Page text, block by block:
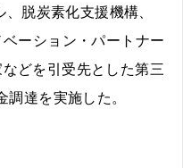
脱炭素化支援機構、
ーション・パートナー
どを引受先とした第三
達を実施した。